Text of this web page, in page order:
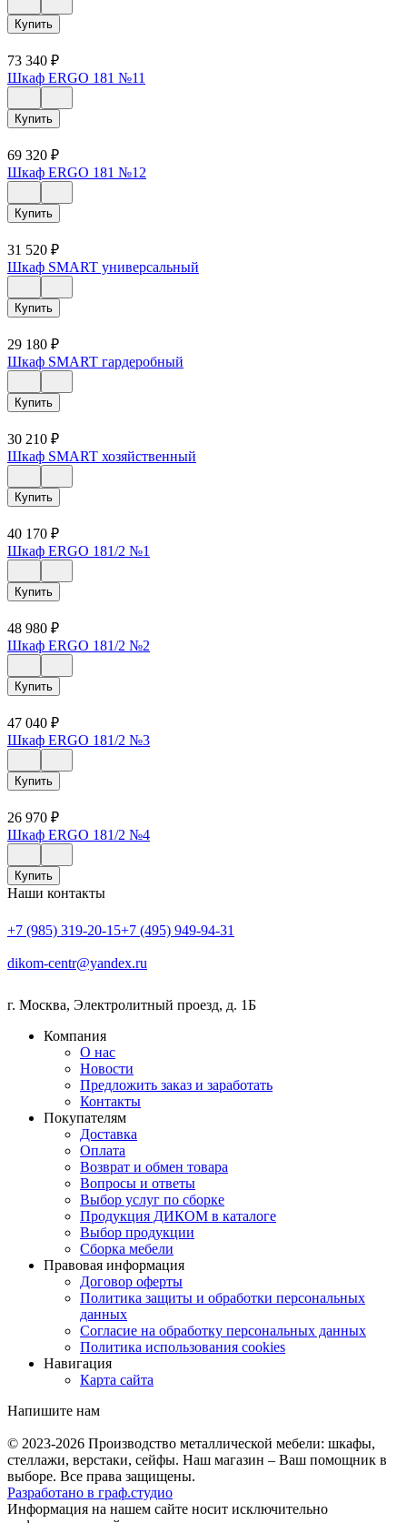
Купить
73 340 ₽
Шкаф ERGO 181 №11
Купить
69 320 ₽
Шкаф ERGO 181 №12
Купить
31 520 ₽
Шкаф SMART универсальный
Купить
29 180 ₽
Шкаф SMART гардеробный
Купить
30 210 ₽
Шкаф SMART хозяйственный
Купить
40 170 ₽
Шкаф ERGO 181/2 №1
Купить
48 980 ₽
Шкаф ERGO 181/2 №2
Купить
47 040 ₽
Шкаф ERGO 181/2 №3
Купить
26 970 ₽
Шкаф ERGO 181/2 №4
Купить
Наши контакты
+7 (985) 319-20-15+7 (495) 949-94-31
dikom-centr@yandex.ru
г. Москва, Электролитный проезд, д. 1Б
Компания
О нас
Новости
Предложить заказ и заработать
Контакты
Покупателям
Доставка
Оплата
Возврат и обмен товара
Вопросы и ответы
Выбор услуг по сборке
Продукция ДИКОМ в каталоге
Выбор продукции
Сборка мебели
Правовая информация
Договор оферты
Политика защиты и обработки персональных
данных
Согласие на обработку персональных данных
Политика использования cookies
Навигация
Карта сайта
Напишите нам
© 2023-2026 Производство металлической мебели: шкафы,
стеллажи, верстаки, сейфы. Наш магазин – Ваш помощник в
выборе. Все права защищены.
Разработано в граф.студио
Информация на нашем сайте носит исключительно